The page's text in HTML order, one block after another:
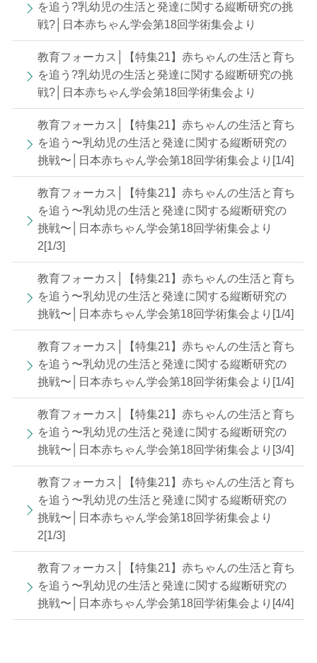
を追う?乳幼児の生活と発達に関する縦断研究の挑
戦?│日本赤ちゃん学会第18回学術集会より
教育フォーカス│【特集21】赤ちゃんの生活と育ち
を追う?乳幼児の生活と発達に関する縦断研究の挑
戦?│日本赤ちゃん学会第18回学術集会より
教育フォーカス│【特集21】赤ちゃんの生活と育ち
を追う〜乳幼児の生活と発達に関する縦断研究の
挑戦〜│日本赤ちゃん学会第18回学術集会より[1/4]
教育フォーカス│【特集21】赤ちゃんの生活と育ち
を追う〜乳幼児の生活と発達に関する縦断研究の
挑戦〜│日本赤ちゃん学会第18回学術集会より
2[1/3]
教育フォーカス│【特集21】赤ちゃんの生活と育ち
を追う〜乳幼児の生活と発達に関する縦断研究の
挑戦〜│日本赤ちゃん学会第18回学術集会より[1/4]
教育フォーカス│【特集21】赤ちゃんの生活と育ち
を追う〜乳幼児の生活と発達に関する縦断研究の
挑戦〜│日本赤ちゃん学会第18回学術集会より[1/4]
教育フォーカス│【特集21】赤ちゃんの生活と育ち
を追う〜乳幼児の生活と発達に関する縦断研究の
挑戦〜│日本赤ちゃん学会第18回学術集会より[3/4]
教育フォーカス│【特集21】赤ちゃんの生活と育ち
を追う〜乳幼児の生活と発達に関する縦断研究の
挑戦〜│日本赤ちゃん学会第18回学術集会より
2[1/3]
教育フォーカス│【特集21】赤ちゃんの生活と育ち
を追う〜乳幼児の生活と発達に関する縦断研究の
挑戦〜│日本赤ちゃん学会第18回学術集会より[4/4]